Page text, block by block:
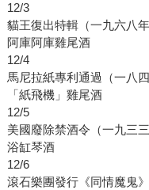
12/3
貓王復出特輯（一九六八年
阿庫阿庫雞尾酒
12/4
馬尼拉紙專利通過（一八四
「紙飛機」雞尾酒
12/5
美國廢除禁酒令（一九三三
浴缸琴酒
12/6
滾石樂團發行《同情魔鬼